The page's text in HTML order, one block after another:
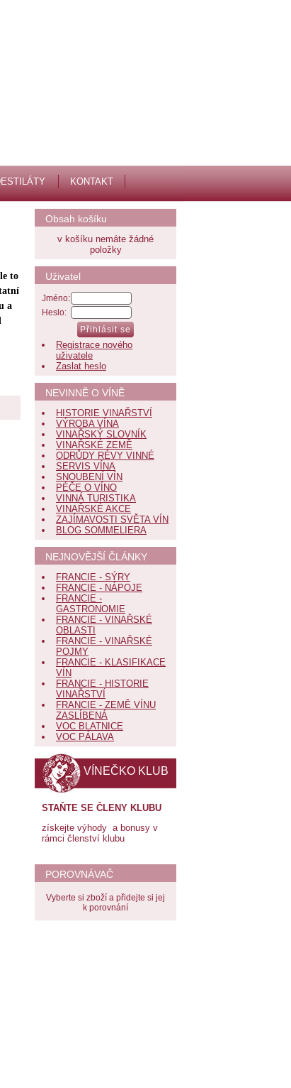
KONTAKT
to
a
Obsah košíku
v košíku nemáte žádné
položky
Uživatel
Jméno:
Heslo:
Registrace nového
uživatele
Zaslat heslo
NEVINNĚ O VÍNĚ
HISTORIE VINAŘSTVÍ
VÝROBA VÍNA
VINAŘSKÝ SLOVNÍK
VINAŘSKÉ ZEMĚ
ODRŮDY RÉVY VINNÉ
SERVIS VÍNA
SNOUBENÍ VÍN
PÉČE O VÍNO
VINNÁ TURISTIKA
VINAŘSKÉ AKCE
ZAJÍMAVOSTI SVĚTA VÍN
BLOG SOMMELIERA
NEJNOVĚJŠÍ ČLÁNKY
FRANCIE - SÝRY
FRANCIE - NÁPOJE
FRANCIE -
GASTRONOMIE
FRANCIE - VINAŘSKÉ
OBLASTI
FRANCIE - VINAŘSKÉ
POJMY
FRANCIE - KLASIFIKACE
VÍN
FRANCIE - HISTORIE
VINAŘSTVÍ
FRANCIE - ZEMĚ VÍNU
ZASLÍBENÁ
VOC BLATNICE
VOC PÁLAVA
VÍNEČKO KLUB
STAŇTE SE ČLENY KLUBU
získejte výhody a bonusy v
rámci členství klubu
POROVNÁVAČ
Vyberte si zboží a přidejte si jej
k porovnání